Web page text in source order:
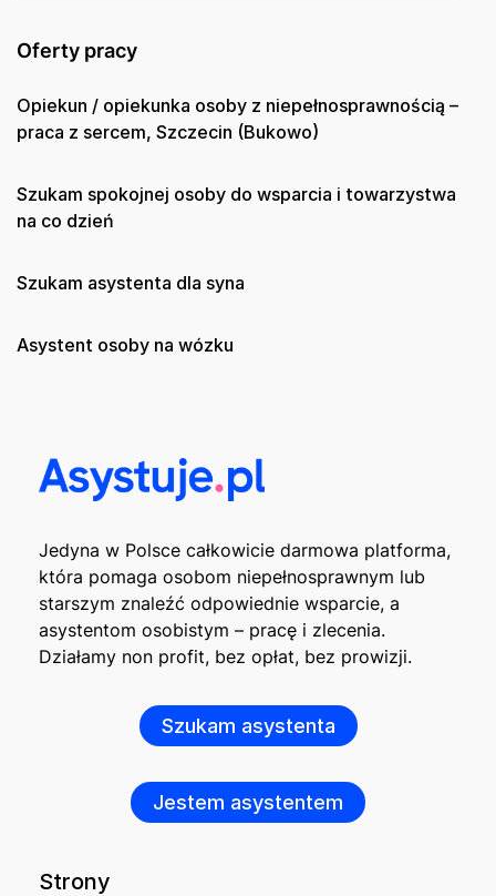
Oferty pracy
Opiekun / opiekunka osoby z niepełnosprawnością –
praca z sercem, Szczecin (Bukowo)
Szukam spokojnej osoby do wsparcia i towarzystwa
na co dzień
Szukam asystenta dla syna
Asystent osoby na wózku
Jedyna w Polsce całkowicie darmowa platforma,
która pomaga osobom niepełnosprawnym lub
starszym znaleźć odpowiednie wsparcie, a
asystentom osobistym – pracę i zlecenia.
Działamy non profit, bez opłat, bez prowizji.
Szukam asystenta
Jestem asystentem
Strony